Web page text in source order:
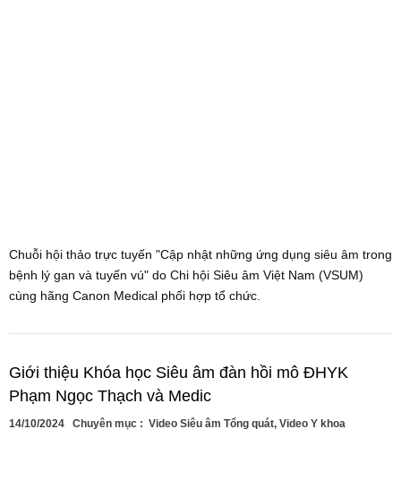
Chuỗi hội thảo trực tuyến "Cập nhật những ứng dụng siêu âm trong
bệnh lý gan và tuyến vú" do Chi hội Siêu âm Việt Nam (VSUM)
cùng hãng Canon Medical phối hợp tổ chức.
Giới thiệu Khóa học Siêu âm đàn hồi mô ĐHYK
Phạm Ngọc Thạch và Medic
14/10/2024 Chuyên mục : Video Siêu âm Tổng quát, Video Y khoa